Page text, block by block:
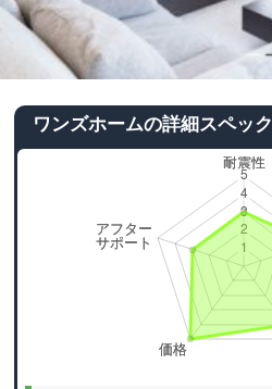
ワンズホームの詳細スペック